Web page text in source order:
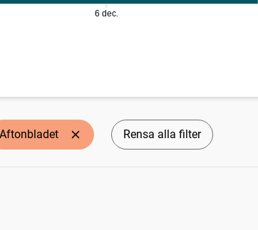
6 dec.
Aftonbladet Rensa alla filter